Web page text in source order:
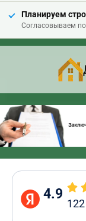
Планируем
Согласовываем
4.9
122